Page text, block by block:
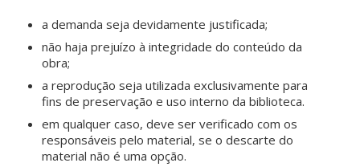
a demanda seja devidamente justificada;
não haja prejuízo à integridade do conteúdo da
obra;
a reprodução seja utilizada exclusivamente para
fins de preservação e uso interno da biblioteca.
em qualquer caso, deve ser verificado com os
responsáveis pelo material, se o descarte do
material não é uma opção.